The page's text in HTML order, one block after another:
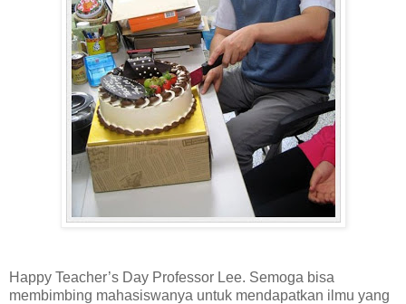
Happy Teacher’s Day Professor Lee. Semoga bisa
membimbing mahasiswanya untuk mendapatkan ilmu yang